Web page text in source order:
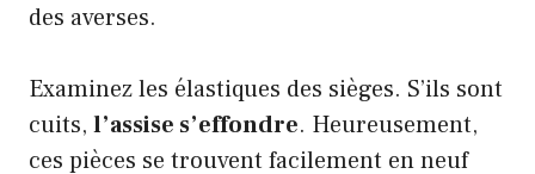
des averses.
Examinez les élastiques des sièges. S’ils sont
cuits, l’assise s’effondre. Heureusement,
ces pièces se trouvent facilement en neuf